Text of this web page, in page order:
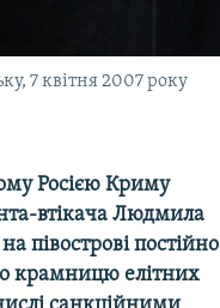
7 квітня 2007 року
Росією Криму
втікача Людмила
півострові постійно
крамницю елітних